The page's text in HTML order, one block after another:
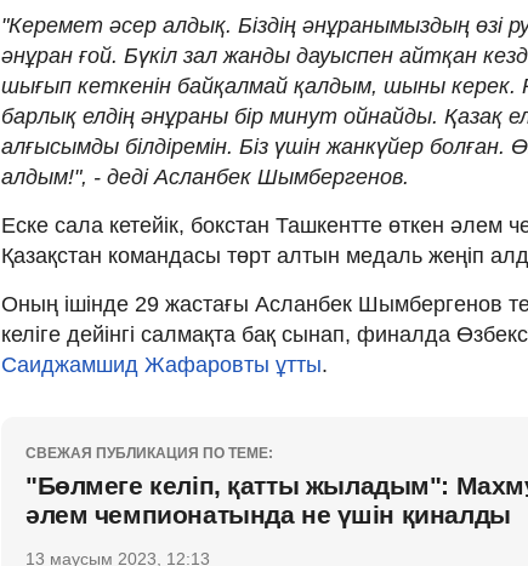
"Керемет әсер алдық. Біздің әнұранымыздың өзі
әнұран ғой. Бүкіл зал жанды дауыспен айтқан
шығып кеткенін байқалмай қалдым, шыны
барлық елдің әнұраны бір минут ойнайды. Қазақ
алғысымды білдіремін. Біз үшін жанкүйер
алдым!", - деді Асланбек Шымбергенов.
Еске сала кетейік, бокстан Ташкентте өткен әлем
Қазақстан командасы төрт алтын медаль жеңіп
Оның ішінде 29 жастағы Асланбек Шымбергенов
келіге дейінгі салмақта бақ сынап, финалда
Саиджамшид Жафаровты ұтты.
СВЕЖАЯ ПУБЛИКАЦИЯ ПО ТЕМЕ:
"Бөлмеге келіп, қатты жыладым":
әлем чемпионатында не үшін қиналды
13 маусым 2023, 12:13